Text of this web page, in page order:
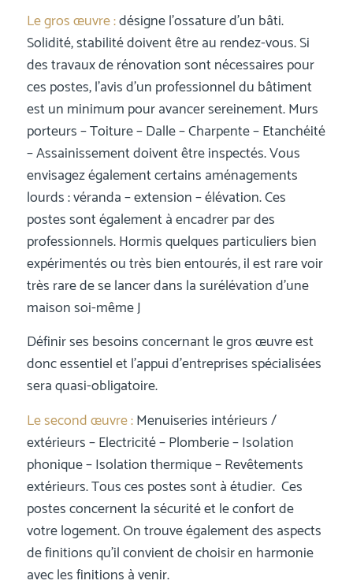
Le gros œuvre :désigne l’ossature d’un bâti.
Solidité, stabilité doivent être au rendez-vous. Si
des travaux de rénovation sont nécessaires pour
ces postes, l’avis d’un professionnel du bâtiment
est un minimum pour avancer sereinement. Murs
porteurs – Toiture – Dalle – Charpente – Etanchéité
– Assainissement doivent être inspectés. Vous
envisagez également certains aménagements
lourds : véranda – extension – élévation. Ces
postes sont également à encadrer par des
professionnels. Hormis quelques particuliers bien
expérimentés ou très bien entourés, il est rare voir
très rare de se lancer dans la surélévation d’une
maison soi-même J
Définir ses besoins concernant le gros œuvre est
donc essentiel et l’appui d’entreprises spécialisées
sera quasi-obligatoire.
Le second œuvre :Menuiseries intérieurs /
extérieurs – Electricité – Plomberie – Isolation
phonique – Isolation thermique – Revêtements
extérieurs. Tous ces postes sont à étudier. Ces
postes concernent la sécurité et le confort de
votre logement. On trouve également des aspects
de finitions qu’il convient de choisir en harmonie
avec les finitions à venir.